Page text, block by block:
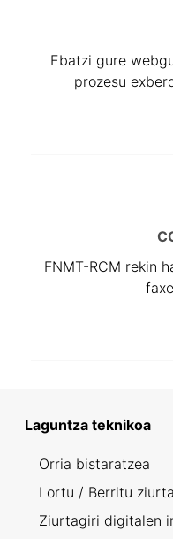
Ebatzi gure
prozesu
FNMT-RCM rekin
Laguntza teknikoa
Orria bistaratzea
Lortu / Berritu
Ziurtagiri digitalen